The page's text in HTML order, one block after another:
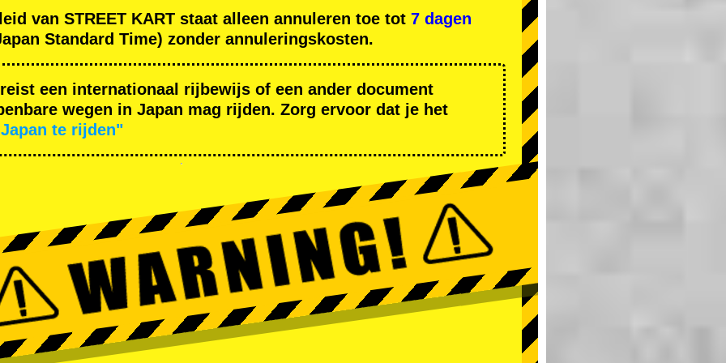
van STREET KART staat alleen annuleren toe tot 7 dagen
Standard Time) zonder annuleringskosten.
een internationaal rijbewijs of een ander document
wegen in Japan mag rijden. Zorg ervoor dat je het
te rijden"